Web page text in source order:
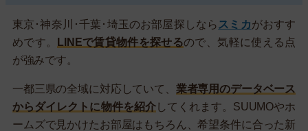
東京･神奈川･千葉･埼玉のお部屋探しなら スミカがおすす
めです。
LINEで賃貸物件を探せるので、気軽に使える点
が強みです。
一都三県の全域に対応していて、 業者専用のデータベース
からダイレクトに物件を紹介してくれます。SUUMOやホ
ームズで見かけたお部屋はもちろん、希望条件に合った新